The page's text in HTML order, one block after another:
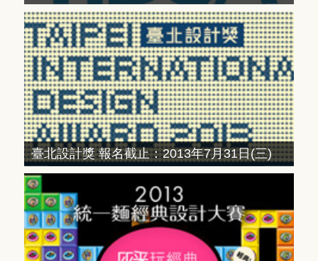
臺北設計獎 報名截止：2013年7月31日(三)